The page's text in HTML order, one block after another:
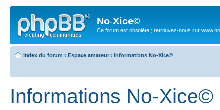
No-Xice©
Ce forum est obsolète ; retrouvez-nous sur
Index du forum ‹ Espace amateur ‹ Informations No-Xice©
Informations No-Xice©